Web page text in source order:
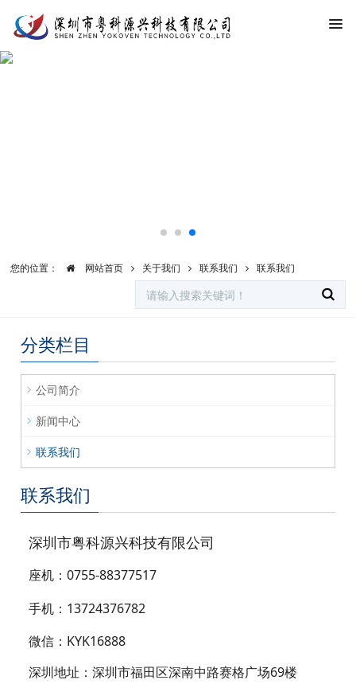
您的位置： 网站首页 关于我们 联系我们 联系我们
分类栏目
公司简介
新闻中心
联系我们
联系我们
深圳市粤科源兴科技有限公司
座机：0755-88377517
手机：13724376782
微信：KYK16888
深圳地址：深圳市福田区深南中路赛格广场69楼